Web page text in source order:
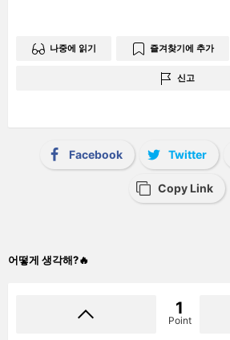
나중에 읽기 즐겨찾기에 추가
신고
Facebook Twitter
Copy Link
어떻게 생각해?🔥
1
Point